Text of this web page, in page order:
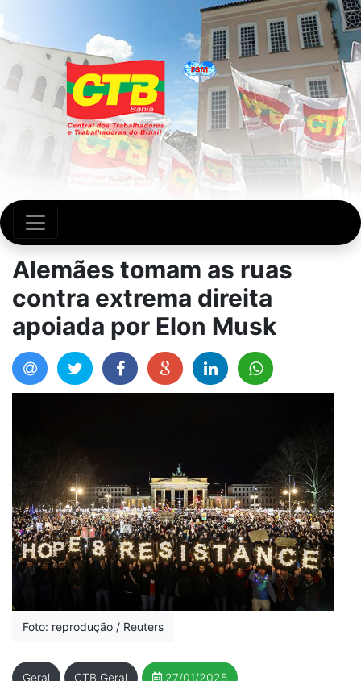
Alemães tomam as ruas
contra extrema direita
apoiada por Elon Musk
Foto: reprodução / Reuters
Geral CTB Geral 27/01/2025